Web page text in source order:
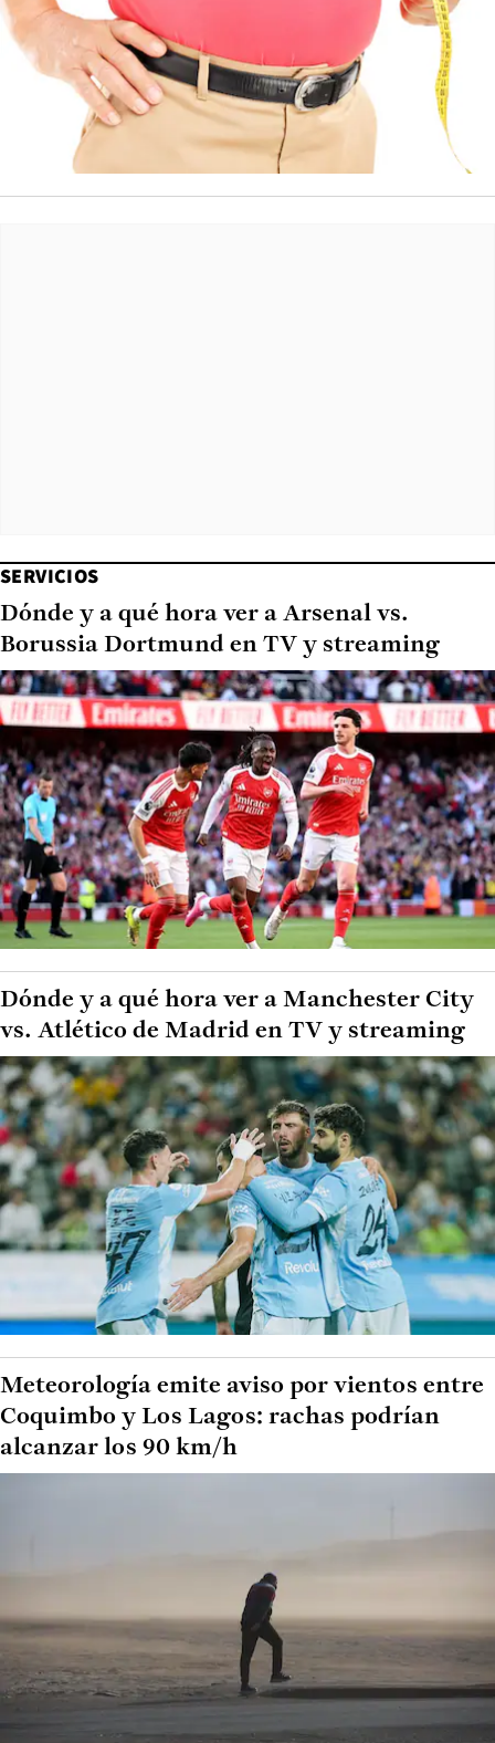
SERVICIOS
Dónde y a qué hora ver a Arsenal vs.
Borussia Dortmund en TV y streaming
Dónde y a qué hora ver a Manchester City
vs. Atlético de Madrid en TV y streaming
Meteorología emite aviso por vientos entre
Coquimbo y Los Lagos: rachas podrían
alcanzar los 90 km/h